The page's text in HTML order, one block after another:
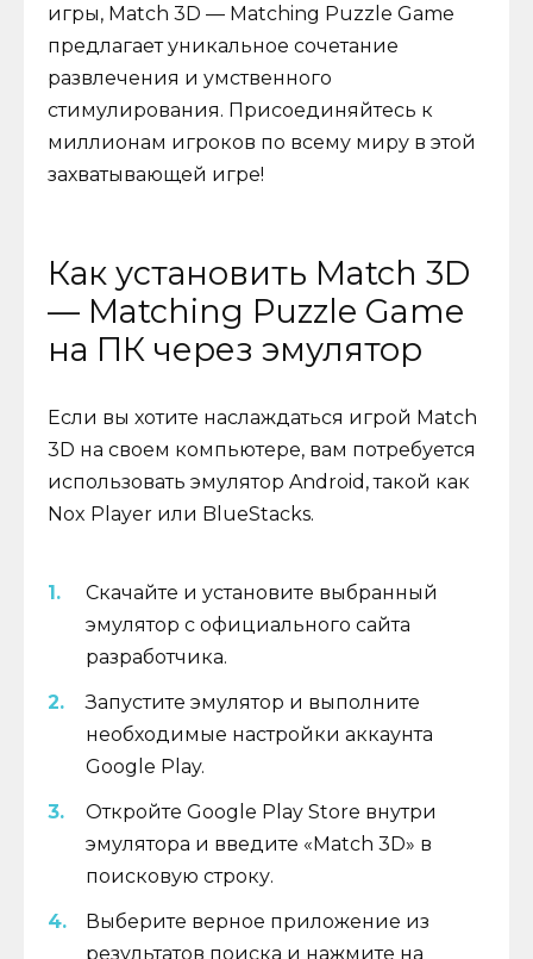
игры, Match 3D — Matching Puzzle Game
предлагает уникальное сочетание
развлечения и умственного
стимулирования. Присоединяйтесь к
миллионам игроков по всему миру в этой
захватывающей игре!
Как установить Match 3D
— Matching Puzzle Game
на ПК через эмулятор
Если вы хотите наслаждаться игрой Match
3D на своем компьютере, вам потребуется
использовать эмулятор Android, такой как
Nox Player или BlueStacks.
Скачайте и установите выбранный
эмулятор с официального сайта
разработчика.
Запустите эмулятор и выполните
необходимые настройки аккаунта
Google Play.
Откройте Google Play Store внутри
эмулятора и введите «Match 3D» в
поисковую строку.
Выберите верное приложение из
результатов поиска и нажмите на